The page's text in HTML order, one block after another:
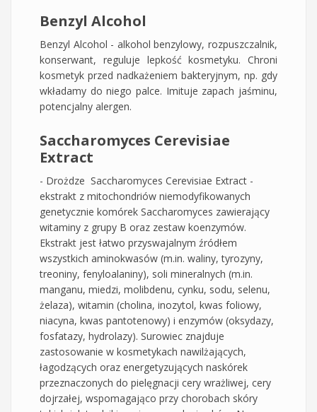
Benzyl Alcohol
Benzyl Alcohol - alkohol benzylowy, rozpuszczalnik,
konserwant, reguluje lepkość kosmetyku. Chroni
kosmetyk przed nadkażeniem bakteryjnym, np. gdy
wkładamy do niego palce. Imituje zapach jaśminu,
potencjalny alergen.
Saccharomyces Cerevisiae
Extract
- Drożdze Saccharomyces Cerevisiae Extract -
ekstrakt z mitochondriów niemodyfikowanych
genetycznie komórek Saccharomyces zawierający
witaminy z grupy B oraz zestaw koenzymów.
Ekstrakt jest łatwo przyswajalnym źródłem
wszystkich aminokwasów (m.in. waliny, tyrozyny,
treoniny, fenyloalaniny), soli mineralnych (m.in.
manganu, miedzi, molibdenu, cynku, sodu, selenu,
żelaza), witamin (cholina, inozytol, kwas foliowy,
niacyna, kwas pantotenowy) i enzymów (oksydazy,
fosfatazy, hydrolazy). Surowiec znajduje
zastosowanie w kosmetykach nawilżających,
łagodzących oraz energetyzujących naskórek
przeznaczonych do pielęgnacji cery wrażliwej, cery
dojrzałej, wspomagająco przy chorobach skóry